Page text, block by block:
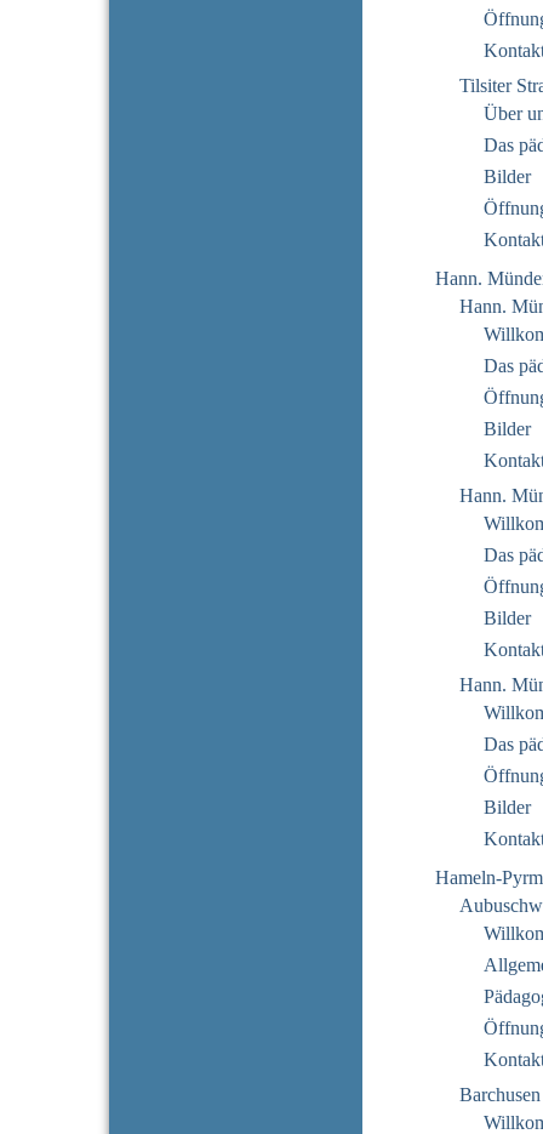
Tilsiter
Über
Das
Bilder
Hann.
Hann.
Das
Bilder
Hann.
Das
Bilder
Hann.
Das
Bilder
Hameln-
Barchusen